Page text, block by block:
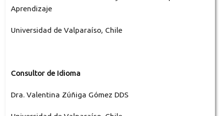
Aprendizaje
Universidad de Valparaíso, Chile
Consultor de Idioma
Dra. Valentina Zúñiga Gómez DDS